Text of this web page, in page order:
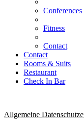
Conferences
Fitness
Contact
Contact
Rooms & Suits
Restaurant
Check In Bar
Allgemeine